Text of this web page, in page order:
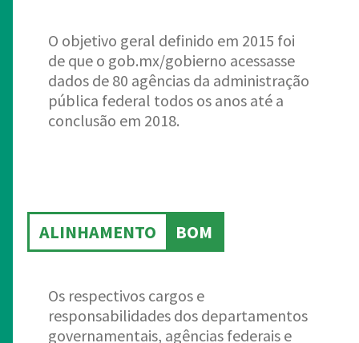
O objetivo geral definido em 2015 foi
de que o gob.mx/gobierno acessasse
dados de 80 agências da administração
pública federal todos os anos até a
conclusão em 2018.
ALINHAMENTO BOM
Os respectivos cargos e
responsabilidades dos departamentos
governamentais, agências federais e